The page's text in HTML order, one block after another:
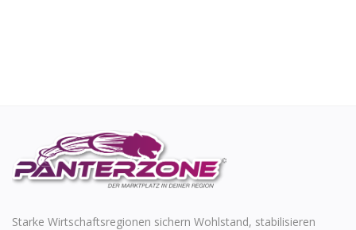
Starke Wirtschaftsregionen sichern Wohlstand, stabilisieren